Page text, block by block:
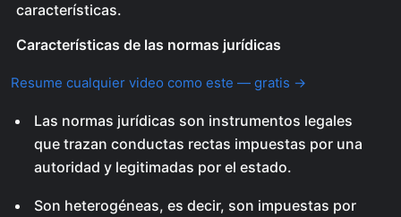
características.
Características de las normas jurídicas
Resume cualquier video como este — gratis →
Las normas jurídicas son instrumentos legales
que trazan conductas rectas impuestas por una
autoridad y legitimadas por el estado.
Son heterogéneas, es decir, son impuestas por